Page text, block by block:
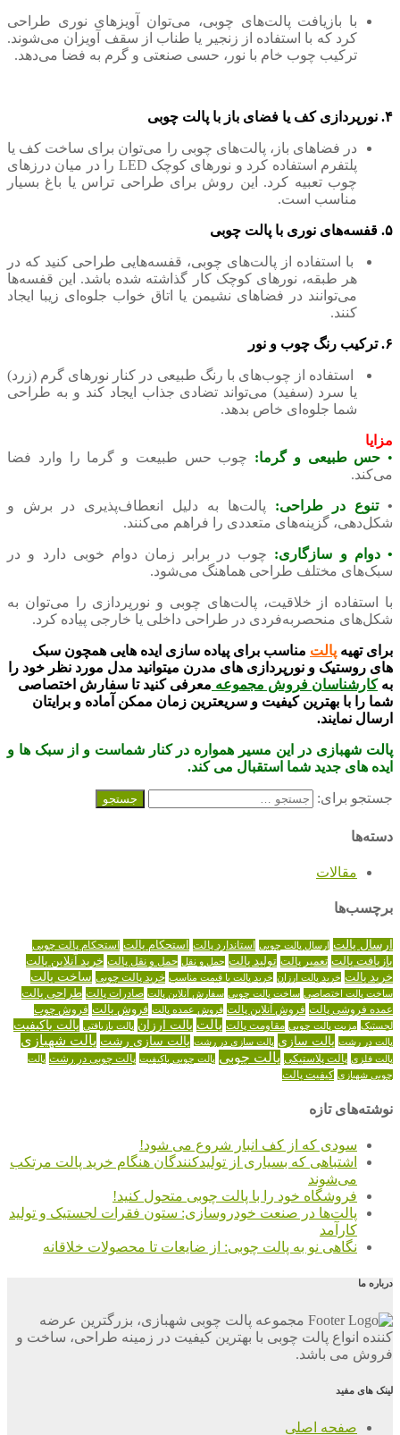
با بازیافت پالت‌های چوبی، می‌توان آویزهای نوری طراحی
کرد که با استفاده از زنجیر یا طناب از سقف آویزان می‌شوند.
ترکیب چوب خام با نور، حسی صنعتی و گرم به فضا می‌دهد.
۴. نورپردازی کف یا فضای باز با پالت چوبی
در فضاهای باز، پالت‌های چوبی را می‌توان برای ساخت کف یا
پلتفرم استفاده کرد و نورهای کوچک LED را در میان درزهای
چوب تعبیه کرد. این روش برای طراحی تراس یا باغ بسیار
مناسب است.
۵. قفسه‌های نوری با پالت چوبی
با استفاده از پالت‌های چوبی، قفسه‌هایی طراحی کنید که در
هر طبقه، نورهای کوچک کار گذاشته شده باشد. این قفسه‌ها
می‌توانند در فضاهای نشیمن یا اتاق خواب جلوه‌ای زیبا ایجاد
کنند.
۶. ترکیب رنگ چوب و نور
استفاده از چوب‌های با رنگ طبیعی در کنار نورهای گرم (زرد)
یا سرد (سفید) می‌تواند تضادی جذاب ایجاد کند و به طراحی
شما جلوه‌ای خاص بدهد.
مزایا
• حس طبیعی و گرما: چوب حس طبیعت و گرما را وارد فضا
می‌کند.
• تنوع در طراحی:
پالت‌ها به دلیل انعطاف‌پذیری در برش و
شکل‌دهی، گزینه‌های متعددی را فراهم می‌کنند.
• دوام و سازگاری: چوب در برابر زمان دوام خوبی دارد و در
سبک‌های مختلف طراحی هماهنگ می‌شود.
با استفاده از خلاقیت، پالت‌های چوبی و نورپردازی را می‌توان به
شکل‌های منحصربه‌فردی در طراحی داخلی یا خارجی پیاده کرد.
برای تهیه پالت مناسب برای پیاده سازی ایده هایی همچون سبک
های روستیک و نورپردازی های مدرن میتوانید مدل مورد نظر خود را
به کارشناسان فروش مجموعه معرفی کنید تا سفارش اختصاصی
شما را با بهترین کیفیت و سریعترین زمان ممکن آماده و برایتان
ارسال نمایند.
پالت شهبازی در این مسیر همواره در کنار شماست و از سبک ها و
ایده های جدید شما استقبال می کند.
جستجو برای:
دسته‌ها
مقالات
برچسب‌ها
ارسال پالت ارسال پالت چوبی استاندارد پالت استحکام پالت استحکام پالت چوبی
بازیافت پالت تعمیر پالت تولید پالت حمل و نقل حمل و نقل پالت خرید آنلاین پالت
خرید پالت خرید پالت ارزان خرید پالت با قیمت مناسب خرید پالت چوبی ساخت پالت
ساخت پالت اختصاصی ساخت پالت چوبی سفارش آنلاین پالت صادرات پالت طراحی پالت
عمده فروشی پالت فروش آنلاین پالت فروش عمده پالت فروش پالت فروش چوب
لجستیک مزیت پالت چوبی مقاومت پالت پالت پالت ارزان پالت بازیافتی پالت باکیفیت
پالت در رشت پالت سازی پالت سازی در رشت پالت سازی رشت پالت شهبازی
پالت فلزی پالت پلاستیکی پالت چوبی پالت چوبی باکیفیت پالت چوبی در رشت پالت
چوبی شهبازی کیفیت پالت
نوشته‌های تازه
سودی که از کف انبار شروع می شود!
اشتباهی که بسیاری از تولیدکنندگان هنگام خرید پالت مرتکب
می‌شوند
فروشگاه خود را با پالت چوبی متحول کنید!
پالت‌ها در صنعت خودروسازی: ستون فقرات لجستیک و تولید
کارآمد
نگاهی نو به پالت چوبی: از ضایعات تا محصولات خلاقانه
درباره ما
مجموعه پالت چوبی شهبازی، بزرگترین عرضه
کننده انواع پالت چوبی با بهترین کیفیت در زمینه طراحی، ساخت و
فروش می باشد.
لینک های مفید
صفحه اصلی